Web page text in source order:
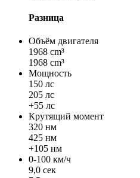
Разница
Объём двигателя
1968 cm³
1968 cm³
Мощность
150 лс
205 лс
+55 лс
Крутящий момент
320 нм
425 нм
+105 нм
0-100 км/ч
9,0 сек